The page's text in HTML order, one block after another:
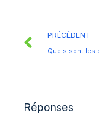
PRÉCÉDENT
Réponses